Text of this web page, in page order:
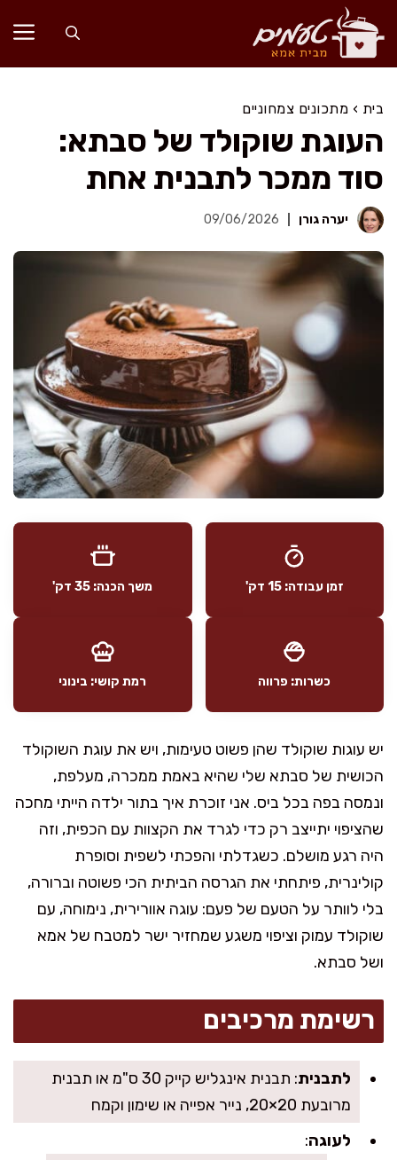
לדלג
לתוכן
בית › מתכונים צמחוניים
העוגת שוקולד של סבתא:
סוד ממכר לתבנית אחת
יערה גורן 09/06/2026
זמן עבודה: 15 דק' משך הכנה: 35 דק'
כשרות: פרווה רמת קושי: בינוני
יש עוגות שוקולד שהן פשוט טעימות, ויש את עוגת השוקולד
הכושית של סבתא שלי שהיא באמת ממכרה, מעלפת,
ונמסה בפה בכל ביס. אני זוכרת איך בתור ילדה הייתי מחכה
שהציפוי יתייצב רק כדי לגרד את הקצוות עם הכפית, וזה
היה רגע מושלם. כשגדלתי והפכתי לשפית וסופרת
קולינרית, פיתחתי את הגרסה הביתית הכי פשוטה וברורה,
בלי לוותר על הטעם של פעם: עוגה אוורירית, נימוחה, עם
שוקולד עמוק וציפוי משגע שמחזיר ישר למטבח של אמא
ושל סבתא.
רשימת מרכיבים
לתבנית
: תבנית אינגליש קייק 30 ס"מ או תבנית
מרובעת 20×20, נייר אפייה או שימון וקמח
לעוגה: